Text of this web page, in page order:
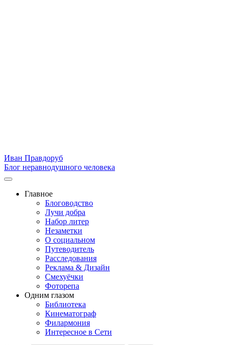
Иван Правдоруб
Блог неравнодушного человека
Главное
Блоговодство
Лучи добра
Набор литер
Незаметки
О социальном
Путеводитель
Расследования
Реклама & Дизайн
Смехуёчки
Фоторепа
Одним глазом
Библиотека
Кинематограф
Филармония
Интересное в Сети